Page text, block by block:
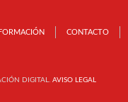
FORMACIÓN CONTACTO
DIGITAL. AVISO LEGAL